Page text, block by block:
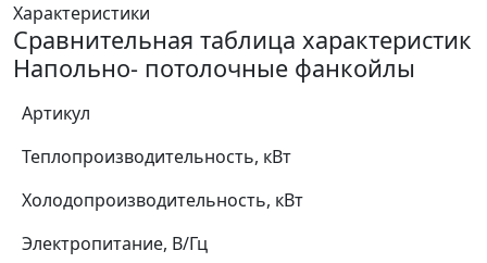
Характеристики
Сравнительная таблица характеристик
Напольно- потолочные фанкойлы
Артикул
Теплопроизводительность, кВт
Холодопроизводительность, кВт
Электропитание, В/Гц